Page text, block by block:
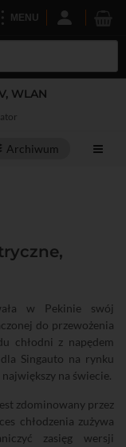
MENU
WLAN
Archiwum
w Pekinie swój
do przewożenia
chłodni z napędem
Singauto na rynku
na świecie.
zdominowany przez
chłodzenia zużywa
zasięg wersji